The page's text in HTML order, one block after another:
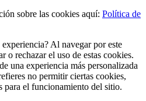
sobre las cookies aquí: Política de
Al navegar por este
o rechazar el uso de estas cookies.
una experiencia más personalizada
no permitir ciertas cookies,
para el funcionamiento del sitio.